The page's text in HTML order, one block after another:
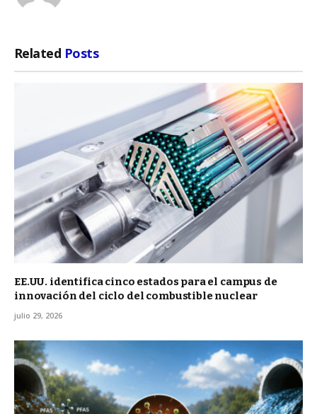
Related Posts
EE.UU. identifica cinco estados para el campus de
innovación del ciclo del combustible nuclear
julio 29, 2026